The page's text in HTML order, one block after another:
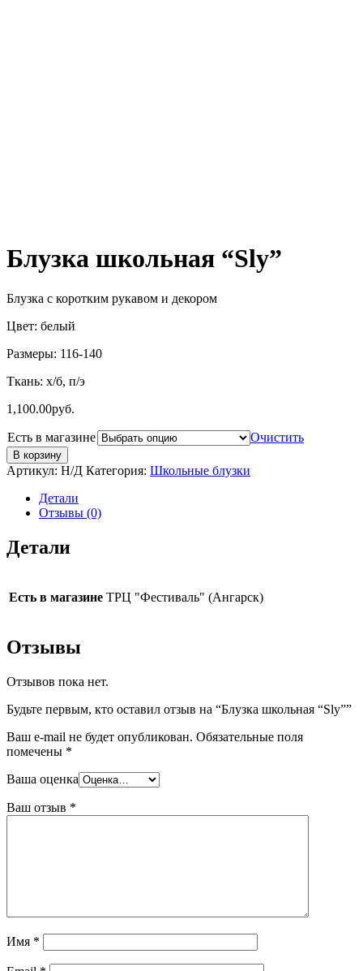
Блузка школьная “Sly”
Блузка с коротким рукавом и декором
Цвет: белый
Размеры: 116-140
Ткань: х/б, п/э
1,100.00руб.
Есть в магазине Очистить
В корзину
Артикул: Н/Д Категория: Школьные блузки
Детали
Отзывы (0)
Детали
Есть в магазине ТРЦ "Фестиваль" (Ангарск)
Отзывы
Отзывов пока нет.
Будьте первым, кто оставил отзыв на “Блузка школьная “Sly””
Ваш e-mail не будет опубликован. Обязательные поля
помечены *
Ваша оценка
Ваш отзыв *
Имя *